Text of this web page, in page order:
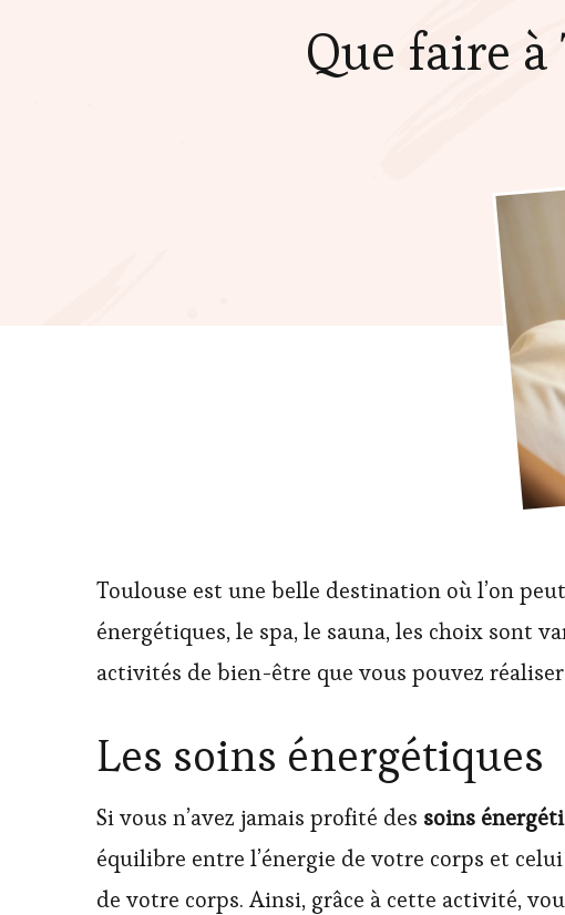
Que faire
Toulouse est une belle destination où l’on
énergétiques, le spa, le sauna, les choix sont
activités de bien-être que vous pouvez
Les soins énergétiques
Si vous n’avez jamais profité des soins
équilibre entre l’énergie de votre corps et
de votre corps. Ainsi, grâce à cette activité,